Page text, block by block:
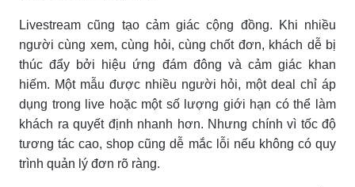
Livestream cũng tạo cảm giác cộng đồng. Khi nhiều
người cùng xem, cùng hỏi, cùng chốt đơn, khách dễ bị
thúc đẩy bởi hiệu ứng đám đông và cảm giác khan
hiếm. Một mẫu được nhiều người hỏi, một deal chỉ áp
dụng trong live hoặc một số lượng giới hạn có thể làm
khách ra quyết định nhanh hơn. Nhưng chính vì tốc độ
tương tác cao, shop cũng dễ mắc lỗi nếu không có quy
trình quản lý đơn rõ ràng.